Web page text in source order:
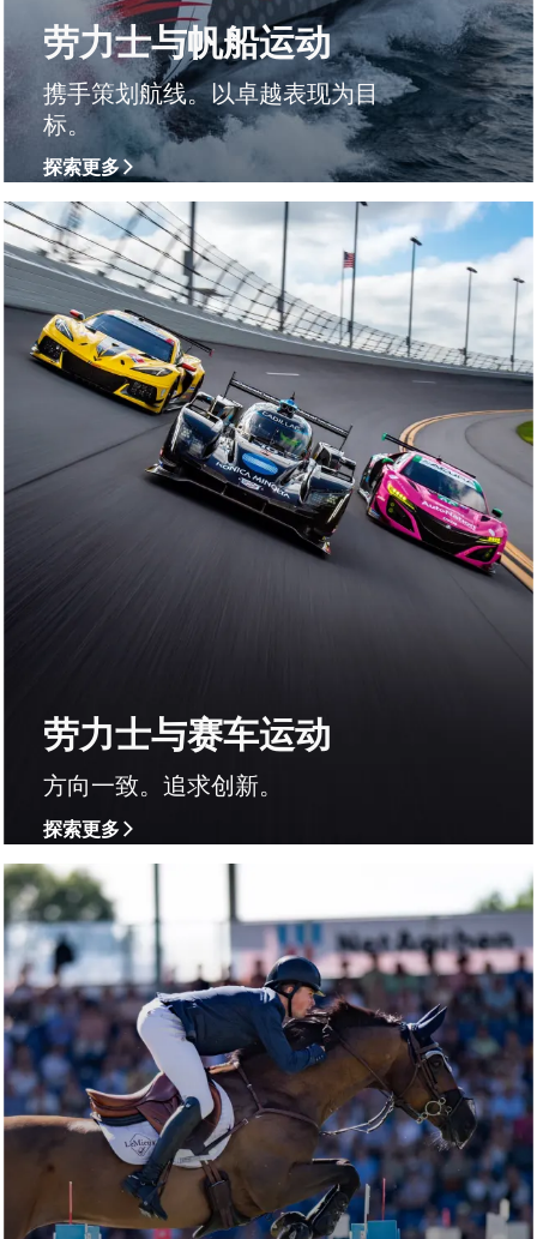
劳力士与帆船运动
携手策划航线。以卓越表现为目
标。
探索更多
劳力士与赛车运动
方向一致。追求创新。
探索更多